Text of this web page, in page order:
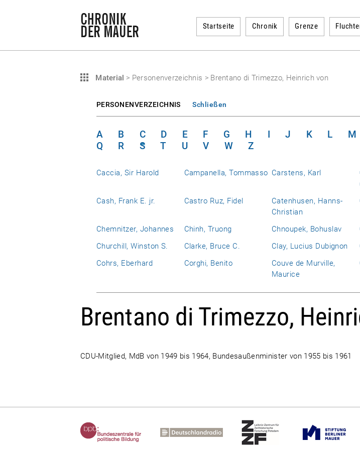
Startseite Chronik Grenze
Material > Personenverzeichnis > Brentano di Trimezzo, Heinrich von
PERSONENVERZEICHNIS Schließen
A B C D E F G H I J K L M
Q
R S T U V W Z
Caccia, Sir Harold Campanella, Tommasso Carstens, Karl
Cash, Frank E. jr.
Castro Ruz, Fidel
Catenhusen, Hanns-
Christian
Chemnitzer, Johannes Chinh, Truong Chnoupek, Bohuslav
Churchill, Winston S.
Clarke, Bruce C. Clay, Lucius Dubignon
Cohrs, Eberhard
Corghi, Benito
Couve de Murville,
Maurice
Brentano di Trimezzo,
CDU-Mitglied, MdB von 1949 bis 1964, Bundesaußenminister von 1955 bis 1961